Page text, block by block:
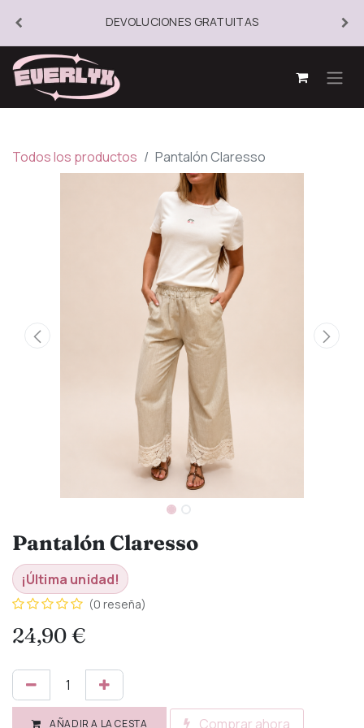
DEVOLUCIONES GRATUITAS
Todos los productos Pantalón Claresso
Pantalón Claresso
¡Última unidad!
(0 reseña)
24,90€
AÑADIR A LA CESTA Comprar ahora